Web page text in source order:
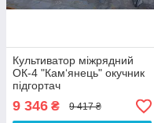
Культиватор міжрядний
ОК-4 "Кам‘янець" окучник
підгортач
9 346 ₴ 9 417 ₴